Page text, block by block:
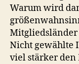
Warum wird
Nicht gewählte
viel stärker den